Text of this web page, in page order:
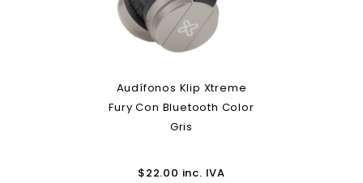
Audífonos Klip Xtreme
Fury Con Bluetooth Color
Gris
$22.00 inc. IVA